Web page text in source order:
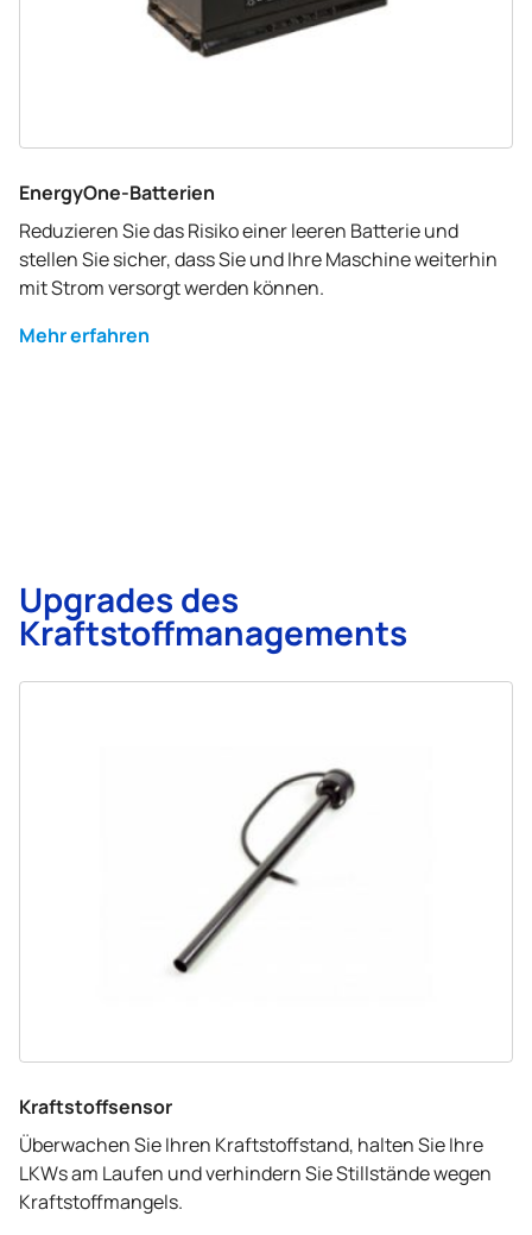
EnergyOne-Batterien
Reduzieren Sie das Risiko einer leeren Batterie und
stellen Sie sicher, dass Sie und Ihre Maschine weiterhin
mit Strom versorgt werden können.
Mehr erfahren
Upgrades des
Kraftstoffmanagements
Kraftstoffsensor
Überwachen Sie Ihren Kraftstoffstand, halten Sie Ihre
LKWs am Laufen und verhindern Sie Stillstände wegen
Kraftstoffmangels.